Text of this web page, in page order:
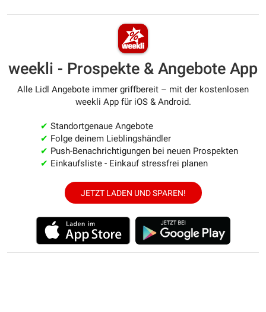
weekli - Prospekte & Angebote App
Alle Lidl Angebote immer griffbereit – mit der kostenlosen
weekli App für iOS & Android.
✔ Standortgenaue Angebote
✔ Folge deinem Lieblingshändler
✔ Push-Benachrichtigungen bei neuen Prospekten
✔ Einkaufsliste - Einkauf stressfrei planen
JETZT LADEN UND SPAREN!